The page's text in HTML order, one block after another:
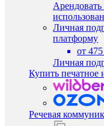
Личная
платформу
от
Личная
Купить печатное
Речевая